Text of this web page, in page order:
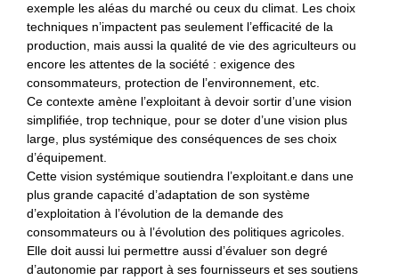
exemple les aléas du marché ou ceux du climat. Les choix
techniques n’impactent pas seulement l’efficacité de la
production, mais aussi la qualité de vie des agriculteurs ou
encore les attentes de la société : exigence des
consommateurs, protection de l’environnement, etc.
Ce contexte amène l’exploitant à devoir sortir d’une vision
simplifiée, trop technique, pour se doter d’une vision plus
large, plus systémique des conséquences de ses choix
d’équipement.
Cette vision systémique soutiendra l’exploitant.e dans une
plus grande capacité d’adaptation de son système
d’exploitation à l’évolution de la demande des
consommateurs ou à l’évolution des politiques agricoles.
Elle doit aussi lui permettre aussi d’évaluer son degré
d’autonomie par rapport à ses fournisseurs et ses soutiens